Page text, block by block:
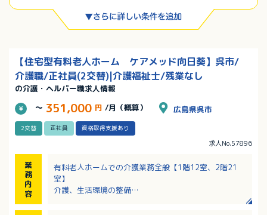
【住宅型有料老人ホーム ケアメッド向日葵】呉市/
介護職/正社員(2交替)|介護福祉士/残業なし
の介護・ヘルパー職求人情報
～ 351,000 円 /月（概算） 広島県呉市
2交替 正社員 資格取得支援あり
求人No.57896
業
務
内
容
有料老人ホームでの介護業務全般【1階12室、2階21
室】
介護、生活環境の整備